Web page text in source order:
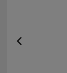
Previous